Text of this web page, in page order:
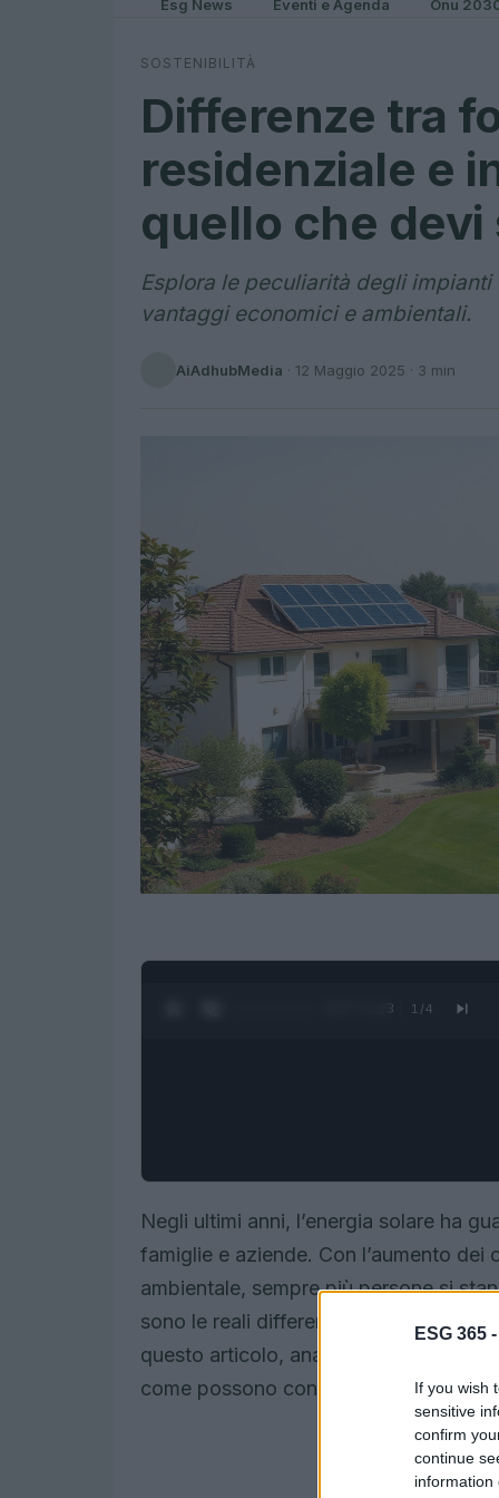
ESG 365 -
If you wish
sensitive
confirm
continue
information
Esg News Eventi e Agenda Onu
SOSTENIBILITÀ
Differenze tra
residenziale e
quello che devi
Esplora le peculiarità degli
vantaggi economici e ambientali.
AiAdhubMedia · 12 Maggio 2025 · 3 min
0:28 / 1:23 1 /4
Negli ultimi anni, l’energia solare ha
famiglie e aziende. Con l’aumento
ambientale, sempre più persone si
sono le reali differenze tra un
questo articolo, analizzeremo le
come possono contribuire a un futuro